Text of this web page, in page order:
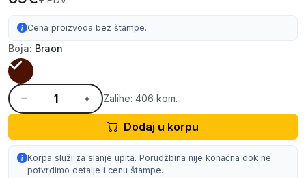
Cena proizvoda bez štampe.
Boja: Braon
Zalihe: 406 kom.
Dodaj u korpu
Korpa služi za slanje upita. Porudžbina nije konačna dok ne
potvrdimo detalje i cenu štampe.